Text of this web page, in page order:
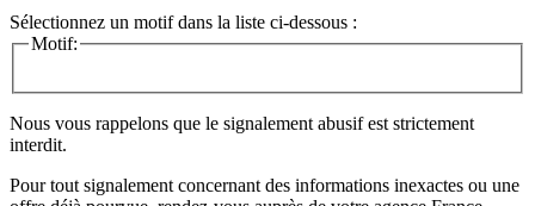
Sélectionnez un motif dans la liste ci-dessous :
Motif:
Nous vous rappelons que le signalement abusif est strictement
interdit.
Pour tout signalement concernant des informations inexactes ou une